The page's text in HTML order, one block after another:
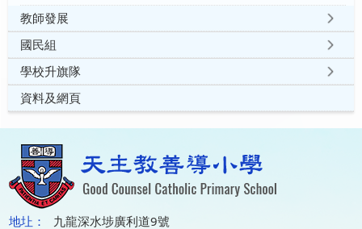
教師發展
國民組
學校升旗隊
資料及網頁
地圵： 九龍深水埗廣利道9號